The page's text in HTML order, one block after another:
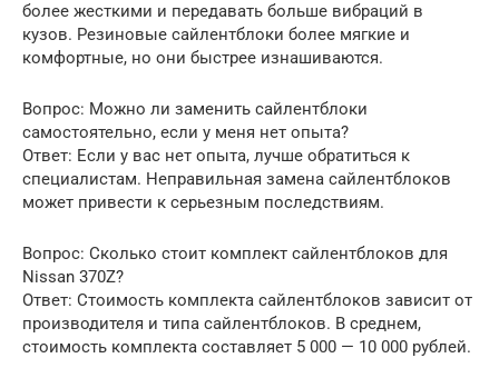
более жесткими и передавать больше вибраций в
кузов. Резиновые сайлентблоки более мягкие и
комфортные, но они быстрее изнашиваются.
Вопрос: Можно ли заменить сайлентблоки
самостоятельно, если у меня нет опыта?
Ответ: Если у вас нет опыта, лучше обратиться к
специалистам. Неправильная замена сайлентблоков
может привести к серьезным последствиям.
Вопрос: Сколько стоит комплект сайлентблоков для
Nissan 370Z?
Ответ: Стоимость комплекта сайлентблоков зависит от
производителя и типа сайлентблоков. В среднем,
стоимость комплекта составляет 5 000 — 10 000 рублей.